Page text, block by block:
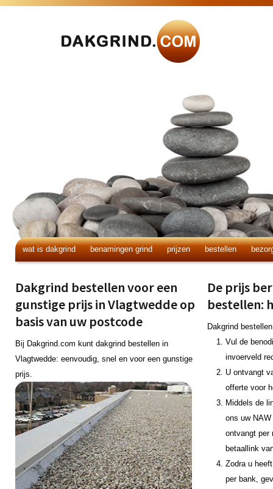
wat is dakgrind benamingen grind prijzen bestellen
Dakgrind bestellen voor een
gunstige prijs in Vlagtwedde op
basis van uw postcode
Bij Dakgrind.com kunt dakgrind bestellen in
Vlagtwedde: eenvoudig, snel en voor een gunstige
prijs.
De prijs
bestellen:
Dakgrind
Vul de
invoerveld
U ontvangt
offerte voor
Middels de
ons uw
ontvangt per
betaallink
Zodra u
per bank,